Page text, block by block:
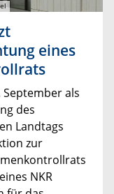
eines
als
des
Landtags
zur
NKR